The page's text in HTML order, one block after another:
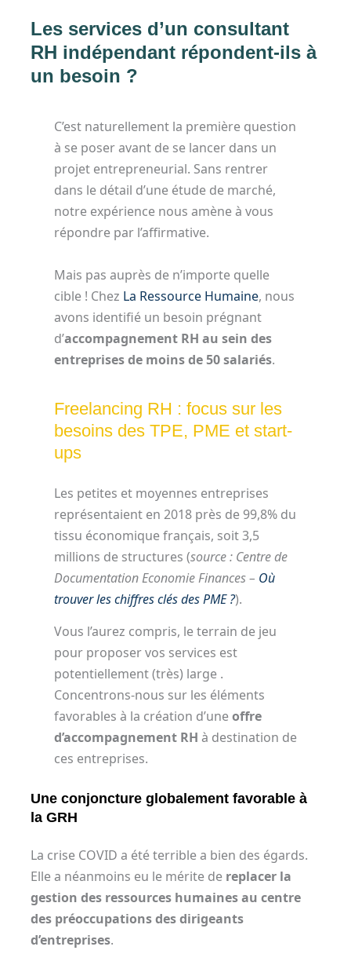
Les services d’un consultant
RH indépendant répondent-ils à
un besoin ?
C’est naturellement la première question
à se poser avant de se lancer dans un
projet entrepreneurial. Sans rentrer
dans le détail d’une étude de marché,
notre expérience nous amène à vous
répondre par l’affirmative.
Mais pas auprès de n’importe quelle
cible ! Chez La Ressource Humaine, nous
avons identifié un besoin prégnant
d’accompagnement RH au sein des
entreprises de moins de 50 salariés.
Freelancing RH : focus sur les
besoins des TPE, PME et start-
ups
Les petites et moyennes entreprises
représentaient en 2018 près de 99,8% du
tissu économique français, soit 3,5
millions de structures (source : Centre de
Documentation Economie Finances – Où
trouver les chiffres clés des PME ?).
Vous l’aurez compris, le terrain de jeu
pour proposer vos services est
potentiellement (très) large .
Concentrons-nous sur les éléments
favorables à la création d’uneoffre
d’accompagnement RH à destination de
ces entreprises.
Une conjoncture globalement favorable à
la GRH
La crise COVID a été terrible a bien des égards.
Elle a néanmoins eu le mérite de replacer la
gestion des ressources humaines au centre
des préoccupations des dirigeants
d’entreprises.